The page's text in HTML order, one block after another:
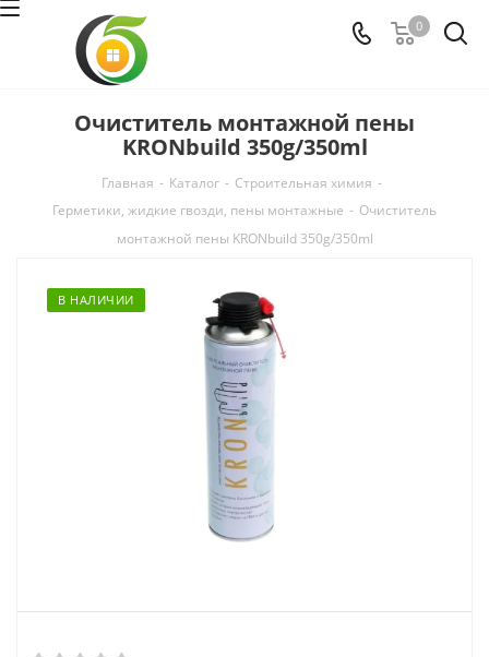
0
Очиститель монтажной пены
KRONbuild 350g/350ml
Главная - Каталог - Строительная химия -
Герметики, жидкие гвозди, пены монтажные - Очиститель
монтажной пены KRONbuild 350g/350ml
В НАЛИЧИИ